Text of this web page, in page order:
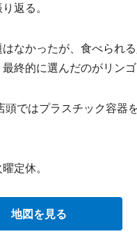
返る。
なかったが、食べられ
終的に選んだのがリンゴ
ではプラスチック容器
定休。
地図を見る